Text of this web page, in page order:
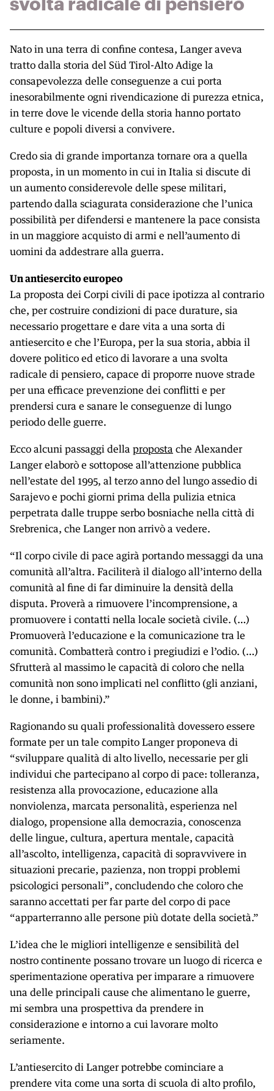
Nato in una terra di confine contesa, Langer aveva
tratto dalla storia del Süd Tirol-Alto Adige la
consapevolezza delle conseguenze a cui porta
inesorabilmente ogni rivendicazione di purezza etnica,
in terre dove le vicende della storia hanno portato
culture e popoli diversi a convivere.
Credo sia di grande importanza tornare ora a quella
proposta, in un momento in cui in Italia si discute di
un aumento considerevole delle spese militari,
partendo dalla sciagurata considerazione che l’unica
possibilità per difendersi e mantenere la pace consista
in un maggiore acquisto di armi e nell’aumento di
uomini da addestrare alla guerra.
Un antiesercito europeo
La proposta dei Corpi civili di pace ipotizza al contrario
che, per costruire condizioni di pace durature, sia
necessario progettare e dare vita a una sorta di
antiesercito e che l’Europa, per la sua storia, abbia il
dovere politico ed etico di lavorare a una svolta
radicale di pensiero, capace di proporre nuove strade
per una efficace prevenzione dei conflitti e per
prendersi cura e sanare le conseguenze di lungo
periodo delle guerre.
Ecco alcuni passaggi della proposta che Alexander
Langer elaborò e sottopose all’attenzione pubblica
nell’estate del 1995, al terzo anno del lungo assedio di
Sarajevo e pochi giorni prima della pulizia etnica
perpetrata dalle truppe serbo bosniache nella città di
Srebrenica, che Langer non arrivò a vedere.
“Il corpo civile di pace agirà portando messaggi da una
comunità all’altra. Faciliterà il dialogo all’interno della
comunità al fine di far diminuire la densità della
disputa. Proverà a rimuovere l’incomprensione, a
promuovere i contatti nella locale società civile. (…)
Promuoverà l’educazione e la comunicazione tra le
comunità. Combatterà contro i pregiudizi e l’odio. (…)
Sfrutterà al massimo le capacità di coloro che nella
comunità non sono implicati nel conflitto (gli anziani,
le donne, i bambini).”
Ragionando su quali professionalità dovessero essere
formate per un tale compito Langer proponeva di
“sviluppare qualità di alto livello, necessarie per gli
individui che partecipano al corpo di pace: tolleranza,
resistenza alla provocazione, educazione alla
nonviolenza, marcata personalità, esperienza nel
dialogo, propensione alla democrazia, conoscenza
delle lingue, cultura, apertura mentale, capacità
all’ascolto, intelligenza, capacità di sopravvivere in
situazioni precarie, pazienza, non troppi problemi
psicologici personali”, concludendo che coloro che
saranno accettati per far parte del corpo di pace
“apparterranno alle persone più dotate della società.”
L’idea che le migliori intelligenze e sensibilità del
nostro continente possano trovare un luogo di ricerca e
sperimentazione operativa per imparare a rimuovere
una delle principali cause che alimentano le guerre,
mi sembra una prospettiva da prendere in
considerazione e intorno a cui lavorare molto
seriamente.
L’antiesercito di Langer potrebbe cominciare a
prendere vita come una sorta di scuola di alto profilo,